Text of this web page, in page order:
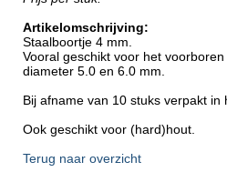
Artikelomschrijving:
Staalboortje 4 mm.
Vooral geschikt voor het
diameter 5.0 en 6.0 mm.
Bij afname van 10 stuks verpakt in
Ook geschikt voor (hard)hout.
Terug naar overzicht